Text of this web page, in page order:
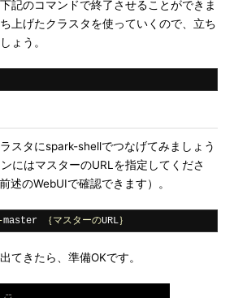
記のコマンドで終了させることができま
上げたクラスタを使っていくので、立ち
ょう。
スタにspark-shellでつなげてみましょう
にはマスターのURLを指定してくださ
述のWebUIで確認できます）。
master ｛マスターのURL｝
てきたら、準備OKです。